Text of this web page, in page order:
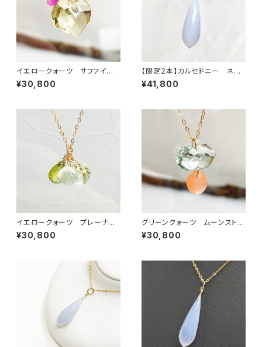
イエロークォーツ サファイ
ア ネックレス
¥30,800
【限定２本】カルセドニー ネッ
クレス
¥41,800
イエロークォーツ プレーナイ
ト ペリドット ネックレス
¥30,800
グリーンクォーツ ムーンストー
ン サファイア ネックレス
¥30,800